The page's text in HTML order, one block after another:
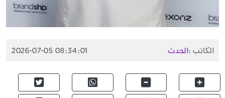
الكاتب :الحدث 2026-07-05 08:34:01